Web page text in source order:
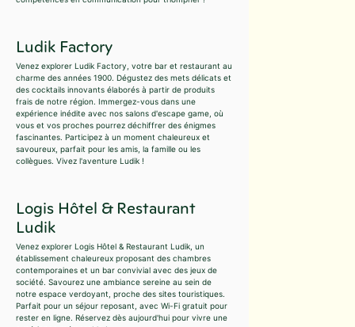
Ludik Factory
Venez explorer Ludik Factory, votre bar et restaurant au
charme des années 1900. Dégustez des mets délicats et
des cocktails innovants élaborés à partir de produits
frais de notre région. Immergez-vous dans une
expérience inédite avec nos salons d'escape game, où
vous et vos proches pourrez déchiffrer des énigmes
fascinantes. Participez à un moment chaleureux et
savoureux, parfait pour les amis, la famille ou les
collègues. Vivez l'aventure Ludik !
Logis Hôtel & Restaurant
Ludik
Venez explorer Logis Hôtel & Restaurant Ludik, un
établissement chaleureux proposant des chambres
contemporaines et un bar convivial avec des jeux de
société. Savourez une ambiance sereine au sein de
notre espace verdoyant, proche des sites touristiques.
Parfait pour un séjour reposant, avec Wi-Fi gratuit pour
rester en ligne. Réservez dès aujourd'hui pour vivre une